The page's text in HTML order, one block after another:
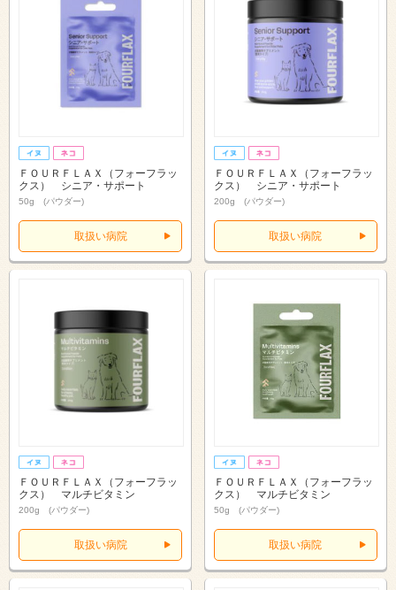
ＦＯＵＲＦＬＡＸ（フォーフラッ
クス） シニア・サポート
50g (パウダー)
取扱い病院
ＦＯＵＲＦＬＡＸ（フォーフラッ
クス） シニア・サポート
200g (パウダー)
取扱い病院
ＦＯＵＲＦＬＡＸ（フォーフラッ
クス） マルチビタミン
200g (パウダー)
取扱い病院
ＦＯＵＲＦＬＡＸ（フォーフラッ
クス） マルチビタミン
50g (パウダー)
取扱い病院